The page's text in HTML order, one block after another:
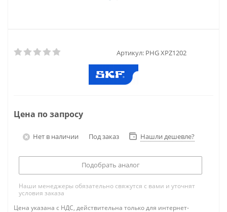
Артикул: PHG XPZ1202
Цена по запросу
Нет в наличии Под заказ Нашли дешевле?
Подобрать аналог
Наши менеджеры обязательно свяжутся с вами и уточнят
условия заказа
Цена указана с НДС, действительна только для интернет-